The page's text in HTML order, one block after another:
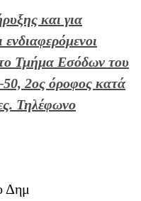
και για
Τμήμα Εσόδων του
2ος όροφος κατά
Τηλέφωνο